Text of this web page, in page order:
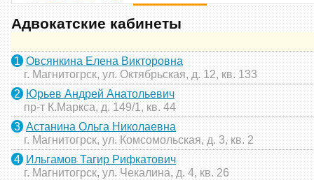
Адвокатские кабинеты
1 Овсянкина Елена Викторовна
г. Магнитогрск, ул. Октябрьская, д. 12, кв. 133
2
Юрьев Андрей Анатольевич
пр-т К.Маркса, д. 149/1, кв. 44
3 Астанина Ольга Николаевна
г. Магнитогрск, ул. Комсомольская, д. 3, кв. 2
4 Ильгамов Тагир Рифкатович
г. Магнитогрск, ул. Чекалина, д. 4, кв. 26